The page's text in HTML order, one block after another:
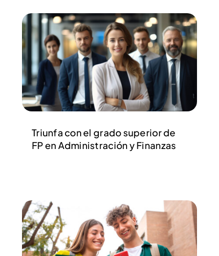
Triunfa con el grado superior de
FP en Administración y Finanzas